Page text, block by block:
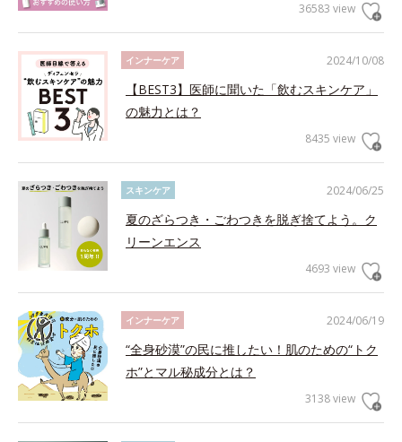
36583 view
2024/10/08
インナーケア
【BEST3】医師に聞いた「飲むスキンケア」
の魅力とは？
8435 view
2024/06/25
スキンケア
夏のざらつき・ごわつきを脱ぎ捨てよう。ク
リーンエンス
4693 view
2024/06/19
インナーケア
“全身砂漠”の民に推したい！肌のための“トク
ホ”とマル秘成分とは？
3138 view